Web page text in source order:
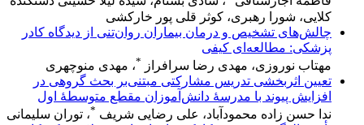
کلایی، شورا رهبری، کوثر قلی پور خارکشی
چالش‌های تشخیص و درمان بیماران روان‌تنی از دیدگاه کادر
پزشکی: مطالعه‌ای کیفی
مهتاب نوروزی، مهدی رضا سرافراز *، مهدی منوچهری
تعیین اثربخشی تدریس مشارکتی مبتنی‌بر بحث گروهی در
افزایش پیوند با مدرسۀ دانش‌آموزان مقطع متوسطۀ اول
ندا حسن زاده محمودآباد، علی رضایی شریف *، توران سلیمانی